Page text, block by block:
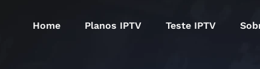
Home Planos IPTV Teste IPTV